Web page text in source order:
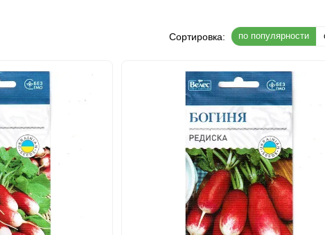
Сортировка: по популярности